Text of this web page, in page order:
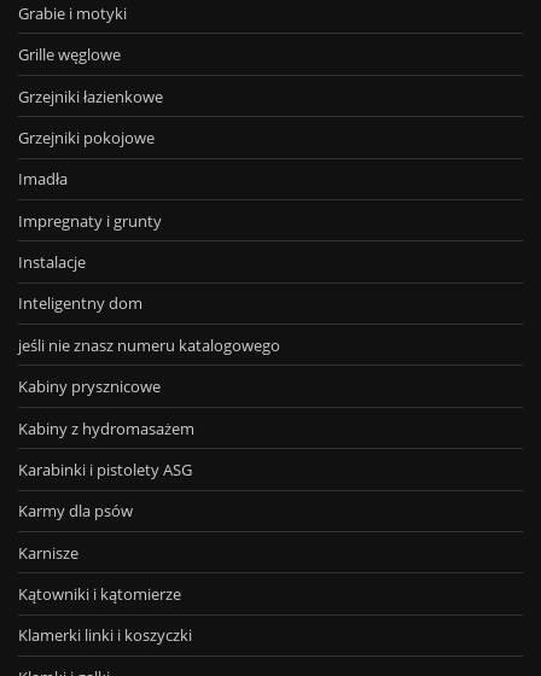
Grabie i motyki
Grille węglowe
Grzejniki łazienkowe
Grzejniki pokojowe
Imadła
Impregnaty i grunty
Instalacje
Inteligentny dom
jeśli nie znasz numeru katalogowego
Kabiny prysznicowe
Kabiny z hydromasażem
Karabinki i pistolety ASG
Karmy dla psów
Karnisze
Kątowniki i kątomierze
Klamerki linki i koszyczki